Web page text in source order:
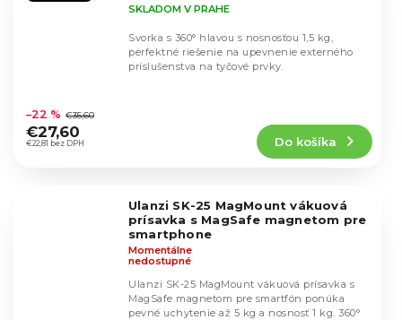
hodnotenie
produktu
je
SKLADOM V PRAHE
€22,81 bez DPH
–22 % €35,60
€27,60
Do košíka
Svorka s 360° hlavou s nosnosťou 1,5 kg,
perfektné riešenie na upevnenie externého
príslušenstva na tyčové prvky.
Ulanzi SK-25 MagMount vákuová
prísavka s MagSafe magnetom pre
smartphone
Momentálne
nedostupné
Ulanzi SK-25 MagMount vákuová prísavka s
MagSafe magnetom pre smartfón ponúka
pevné uchytenie až 5 kg a nosnosť 1 kg. 360°